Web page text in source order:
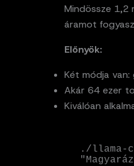
Mindössze 1,2
áramot
Előnyök:
Két módja
Akár 64 ezer
Kiválóan
./llama-